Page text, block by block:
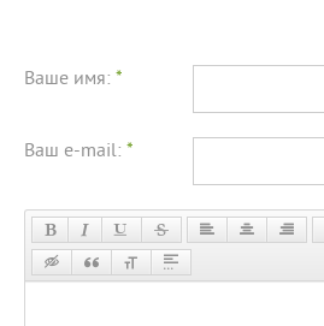
Ваше имя: *
Ваш e-mail: *